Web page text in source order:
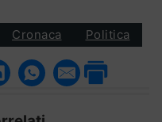
Cronaca Politica